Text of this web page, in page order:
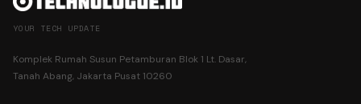
YOUR TECH UPDATE
Komplek Rumah Susun Petamburan Blok 1 Lt. Dasar,
Tanah Abang, Jakarta Pusat 10260